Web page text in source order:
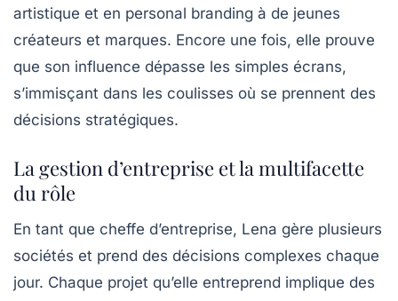
artistique et en personal branding à de jeunes
créateurs et marques. Encore une fois, elle prouve
que son influence dépasse les simples écrans,
s’immisçant dans les coulisses où se prennent des
décisions stratégiques.
La gestion d’entreprise et la multifacette
du rôle
En tant que cheffe d’entreprise, Lena gère plusieurs
sociétés et prend des décisions complexes chaque
jour. Chaque projet qu’elle entreprend implique des